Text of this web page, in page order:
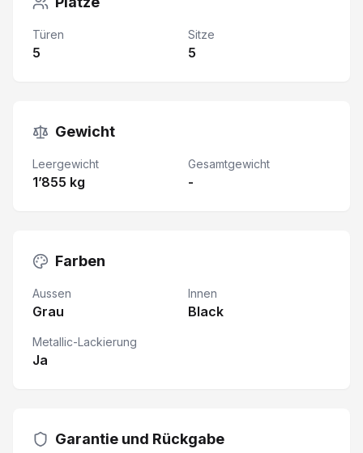
Türen
5
Sitze
5
Gewicht
Leergewicht
1’855 kg
Gesamtgewicht
-
Farben
Aussen
Grau
Innen
Black
Metallic-Lackierung
Ja
Garantie und Rückgabe